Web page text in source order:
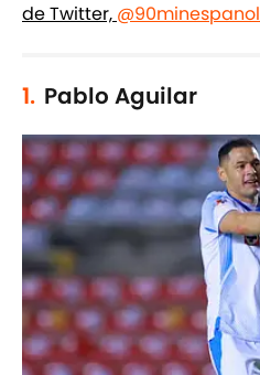
de Twitter, @90minespanol
1. Pablo Aguilar